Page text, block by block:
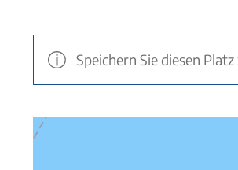
Speichern Sie diesen